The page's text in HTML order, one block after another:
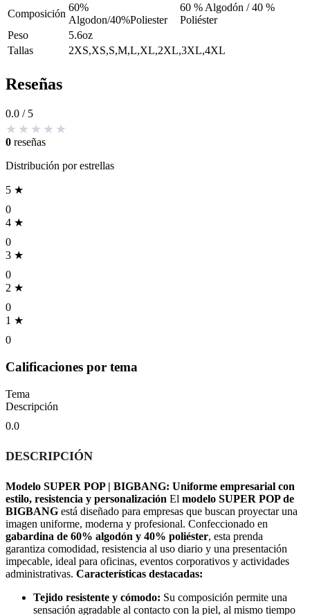
Composición
60%
Algodon/40%Poliester
60 % Algodón / 40 %
Poliéster
Peso
5.6oz
Tallas
2XS,XS,S,M,L,XL,2XL,3XL,4XL
Reseñas
0.0 / 5
0 reseñas
Distribución por estrellas
5 ★
0
4 ★
0
3 ★
0
2 ★
0
1 ★
0
Calificaciones por tema
Tema
Descripción
0.0
DESCRIPCIÓN
Modelo SUPER POP | BIGBANG: Uniforme empresarial con
estilo, resistencia y personalización El modelo SUPER POP de
BIGBANG está diseñado para empresas que buscan proyectar una
imagen uniforme, moderna y profesional. Confeccionado en
gabardina de 60% algodón y 40% poliéster, esta prenda
garantiza comodidad, resistencia al uso diario y una presentación
impecable, ideal para oficinas, eventos corporativos y actividades
administrativas. Características destacadas:
Tejido resistente y cómodo: Su composición permite una
sensación agradable al contacto con la piel, al mismo tiempo